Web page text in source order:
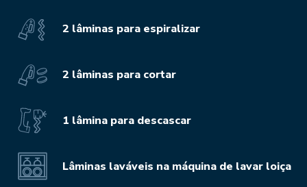
2 lâminas para espiralizar
2 lâminas para cortar
1 lâmina para descascar
Lâminas laváveis na máquina de lavar loiça